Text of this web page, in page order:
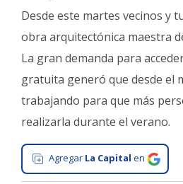
Tecnología
Gastronomía
Salud
Interés
General
La
Ciudad
Desde este martes vecinos y
obra arquitectónica maestra
La gran demanda para
gratuita generó que desde el
trabajando para que más
realizarla durante el verano.
Agregar La Capital en